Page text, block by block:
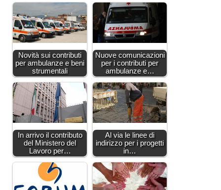
Novità sui contributi
per ambulanze e beni
strumentali
Nuove comunicazioni
per i contributi per
ambulanze e…
In arrivo il contributo
del Ministero del
Lavoro per…
Al via le linee di
indirizzo per i progetti
in…